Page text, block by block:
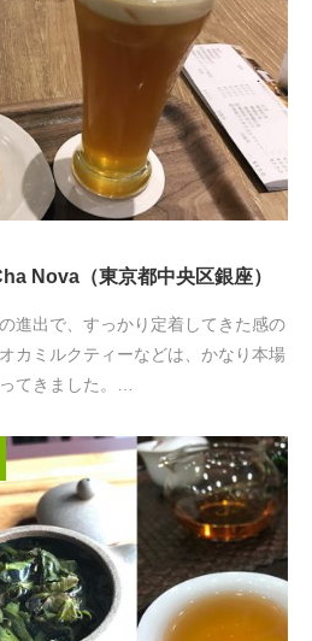
Nova（東京都中央区銀座）
進出で、すっかり定着してきた感の
カミルクティーなどは、かなり本場
てきました。…